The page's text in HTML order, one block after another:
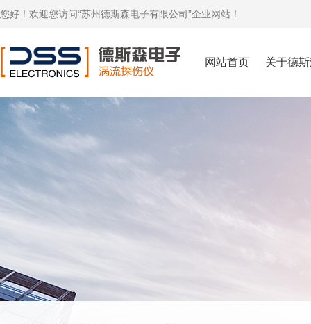
您好！欢迎您访问“苏州德斯森电子有限公司”企业网站！
网站首页 关于德